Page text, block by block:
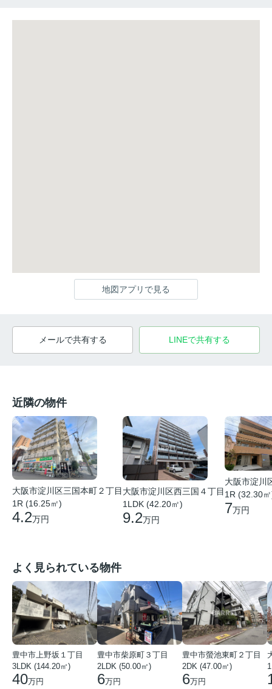
地図アプリで見る
メールで共有する LINEで共有する
近隣の物件
大阪市淀川区三国本町２丁目
1R (16.25㎡)
4.2万円
大阪市淀川区西三国４丁目
1LDK (42.20㎡)
9.2万円
大阪市淀川
1R (32.30
7万円
よく見られている物件
豊中市上野坂１丁目
3LDK (144.20㎡)
40万円
豊中市柴原町３丁目
2LDK (50.00㎡)
6万円
豊中市螢池東町２丁目
2DK (47.00㎡)
6万円